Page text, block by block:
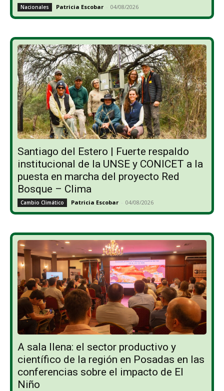
Nacionales Patricia Escobar - 04/08/2026
Santiago del Estero | Fuerte respaldo
institucional de la UNSE y CONICET a la
puesta en marcha del proyecto Red
Bosque – Clima
Cambio Climático Patricia Escobar - 04/08/2026
A sala llena: el sector productivo y
científico de la región en Posadas en las
conferencias sobre el impacto de El
Niño